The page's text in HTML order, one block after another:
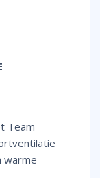
Team
warme